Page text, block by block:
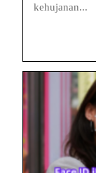
kehujanan...